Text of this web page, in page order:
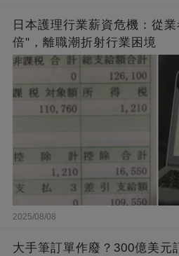
日本護理行業薪資危機：從
倍"，離職潮折射行業困境
2025/08/08
大手筆訂單作廢？300億美元